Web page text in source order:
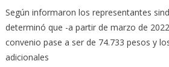
Según informaron los representantes
determinó que -a partir de marzo de
convenio pase a ser de 74.733 pesos y
adicionales